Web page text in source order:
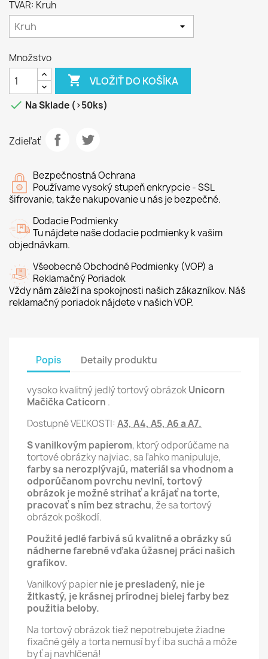
TVAR: Kruh
Množstvo
 VLOŽIŤ DO KOŠÍKA
 Na Sklade (>50ks)
Zdieľať
Bezpečnostná Ochrana
Používame vysoký stupeň enkrypcie - SSL
šifrovanie, takže nakupovanie u nás je bezpečné.
Dodacie Podmienky
Tu nájdete naše dodacie podmienky k vašim
objednávkam.
Všeobecné Obchodné Podmienky (VOP) a
Reklamačný Poriadok
Vždy nám záleží na spokojnosti našich zákazníkov. Náš
reklamačný poriadok nájdete v našich VOP.
Popis Detaily produktu
vysoko kvalitný jedlý tortový obrázokUnicorn
Mačička Caticorn .
Dostupné VEĽKOSTI: A3, A4, A5, A6 a A7.
S vanilkovým papierom, ktorý odporúčame na
tortové obrázky najviac, sa ľahko manipuluje,
farby sa nerozplývajú, materiál sa vhodnom a
odporúčanom povrchu nevlní, tortový
obrázok je možné strihať a krájať na torte,
pracovať s ním bez strachu, že sa tortový
obrázok poškodí.
Použité jedlé farbivá sú kvalitné a obrázky sú
nádherne farebné vďaka úžasnej práci našich
grafikov.
Vanilkový papiernie je presladený, nie je
žltkastý, je krásnej prírodnej bielej farby bez
použitia beloby.
Na tortový obrázok tiež nepotrebujete žiadne
fixačné gély a torta nemusí byť iba suchá a môže
byť aj navhlčená!